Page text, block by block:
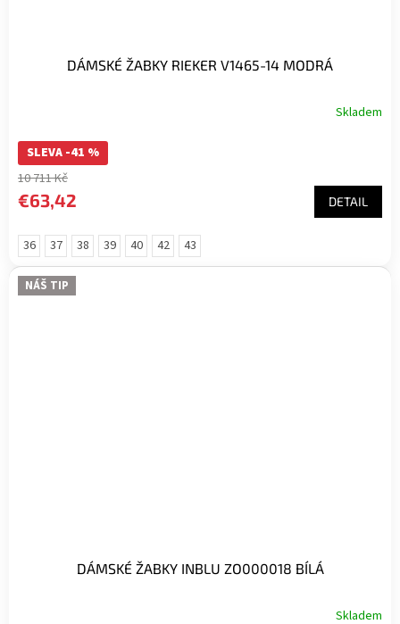
DÁMSKÉ ŽABKY RIEKER V1465-14 MODRÁ
Skladem
SLEVA -41 %
10 711 Kč
€63,42 DETAIL
36 37 38 39 40 42 43
NÁŠ TIP
DÁMSKÉ ŽABKY INBLU ZO000018 BÍLÁ
Skladem